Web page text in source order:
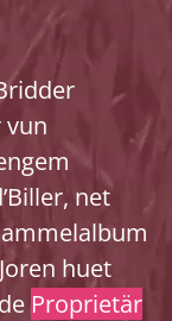
vun
net
huet
Proprietär